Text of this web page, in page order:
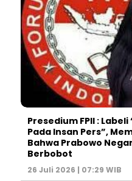
Presedium FPII :
Pada Insan Pers”,
Bahwa Prabowo
Berbobot
26 Juli 2026 | 07:29 WIB